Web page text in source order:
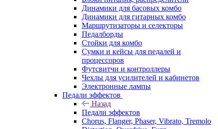
Динамики для басовых комбо
Динамики для гитарных комбо
Маршрутизаторы и селекторы
Педалборды
Стойки для комбо
Сумки и кейсы для педалей и
процессоров
Футсвитчи и контроллеры
Чехлы для усилителей и кабинетов
Электронные лампы
Педали эффектов
Назад
Педали эффектов
Chorus, Flanger, Phaser, Vibrato, Tremolo